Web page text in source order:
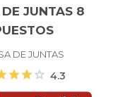
JUNTAS 8
DE JUNTAS
starstarstar 4.3